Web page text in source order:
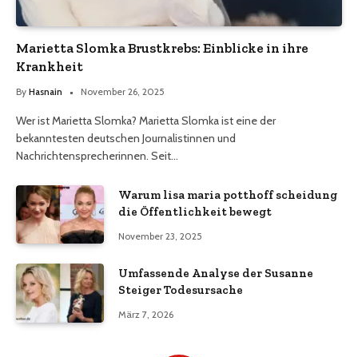
Marietta Slomka Brustkrebs: Einblicke in ihre
Krankheit
By Hasnain November 26, 2025
Wer ist Marietta Slomka? Marietta Slomka ist eine der
bekanntesten deutschen Journalistinnen und
Nachrichtensprecherinnen. Seit…
Warum lisa maria potthoff scheidung
die Öffentlichkeit bewegt
November 23, 2025
Umfassende Analyse der Susanne
Steiger Todesursache
März 7, 2026